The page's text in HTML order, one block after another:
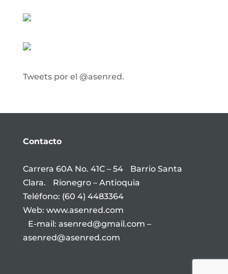
Tweets por el @asenred.
Contacto
Carrera 60A No. 41C – 54 Barrio Santa
Clara. Rionegro – Antioquia
Teléfono: (60 4) 4483364
Web: www.asenred.com
E-mail: asenred@gmail.com –
asenred@asenred.com